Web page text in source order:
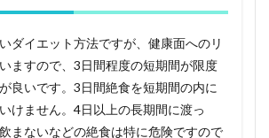
ダイエット方法ですが、健康面へのリ
ますので、3日間程度の短期間が限度
良いです。3日間絶食を短期間の内に
けません。4日以上の長期間に渡っ
まないなどの絶食は特に危険ですので